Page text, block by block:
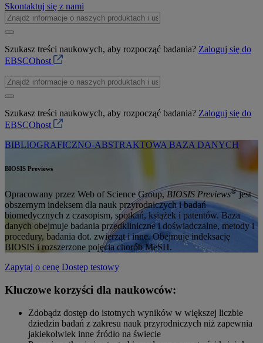
Skontaktuj się z nami
Szukasz treści naukowych, aby rozpocząć badania? Zaloguj się do
EBSCOhost
Szukasz treści naukowych, aby rozpocząć badania? Zaloguj się do
EBSCOhost
BIBLIOGRAFICZNO-ABSTRAKTOWA BAZA DANYCH
BIOSIS Previews
Opracowany przez Web of Science Group, BIOSIS Previews®jest
obszernym indeksem dla nauk przyrodniczych i badań
biomedycznych z czasopism, spotkań, książek i patentów. Baza
danych obejmuje badania przedkliniczne i doświadczalne, metody i
procedury, badania dot. zwierząt i inne. Obejmuje indeksację
BIOSIS i rozszerzone pojęcia chorób MeSH.
Zapytaj o cenę Dostęp testowy
Kluczowe korzyści dla naukowców:
Zdobądz dostęp do istotnych wyników w większej liczbie
dziedzin badań z zakresu nauk przyrodniczych niż zapewnia
jakiekolwiek inne źródło na świecie